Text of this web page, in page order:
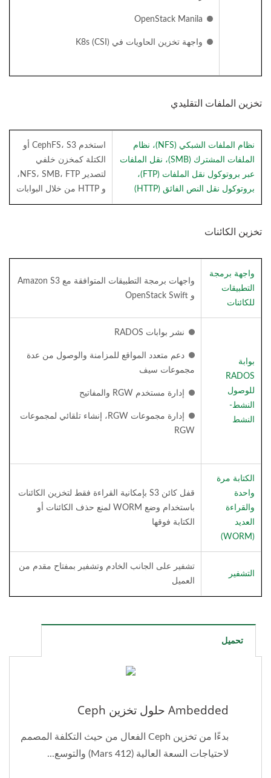
OpenStack Manila
واجهة تخزين الحاويات في K8s (CSI)
تخزين الملفات التقليدي
نظام الملفات الشبكي (NFS)، نظام
الملفات المشترك (SMB)، نقل الملفات
عبر بروتوكول نقل الملفات (FTP)،
بروتوكول نقل النص الفائق (HTTP)
استخدم CephFS، S3 أو
الكتلة كمخزن خلفي
لتصدير NFS، SMB، FTP،
و HTTP من خلال البوابات
تخزين الكائنات
واجهة برمجة
التطبيقات
للكائنات
واجهات برمجة التطبيقات المتوافقة مع Amazon S3
و OpenStack Swift
بوابة
RADOS
للوصول
النشط-
النشط
نشر بوابات RADOS
دعم متعدد المواقع للمزامنة والوصول من عدة
مجموعات سيف
إدارة مستخدم RGW والمفاتيح
إدارة مجموعات RGW، إنشاء تلقائي لمجموعات
RGW
الكتابة مرة
واحدة
والقراءة
العديد
(WORM)
قفل كائن S3 بإمكانية القراءة فقط لتخزين الكائنات
باستخدام وضع WORM لمنع حذف الكائنات أو
الكتابة فوقها
التشفير
تشفير على الجانب الخادم وتشفير بمفتاح مقدم من
العميل
تحميل
Ambedded حلول تخزين Ceph
بدءًا من تخزين Ceph الفعال من حيث التكلفة المصمم
لاحتياجات السعة العالية (Mars 412) والتوسع...